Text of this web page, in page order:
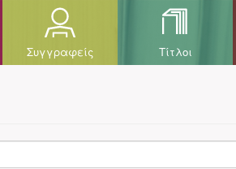
Συγγραφείς Τίτλοι